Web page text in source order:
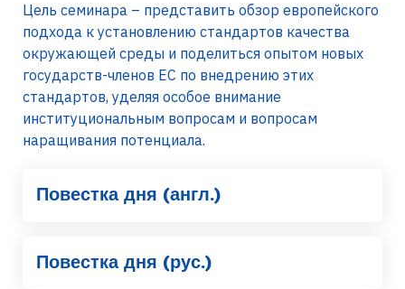
Цель семинара – представить обзор европейского
подхода к установлению стандартов качества
окружающей среды и поделиться опытом новых
государств-членов ЕС по внедрению этих
стандартов, уделяя особое внимание
институциональным вопросам и вопросам
наращивания потенциала.
Повестка дня (англ.)
Повестка дня (рус.)